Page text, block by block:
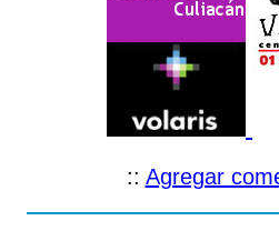
:: Agregar